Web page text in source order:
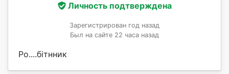
Личность подтверждена
Зарегистрирован год назад
Был на сайте 22 часа назад
Ро....бітнник